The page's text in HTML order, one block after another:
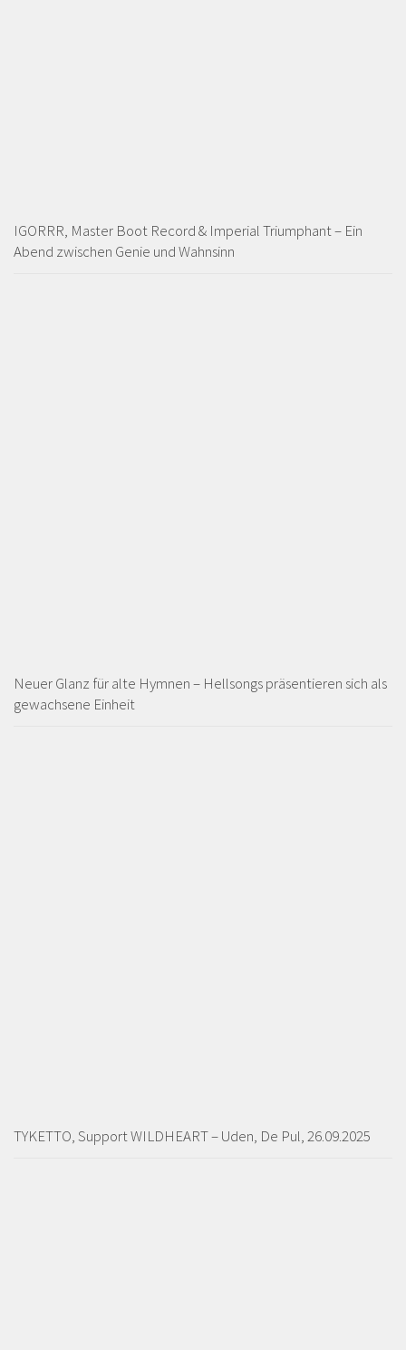
IGORRR, Master Boot Record & Imperial Triumphant – Ein
Abend zwischen Genie und Wahnsinn
Neuer Glanz für alte Hymnen – Hellsongs präsentieren sich als
gewachsene Einheit
TYKETTO, Support WILDHEART – Uden, De Pul, 26.09.2025